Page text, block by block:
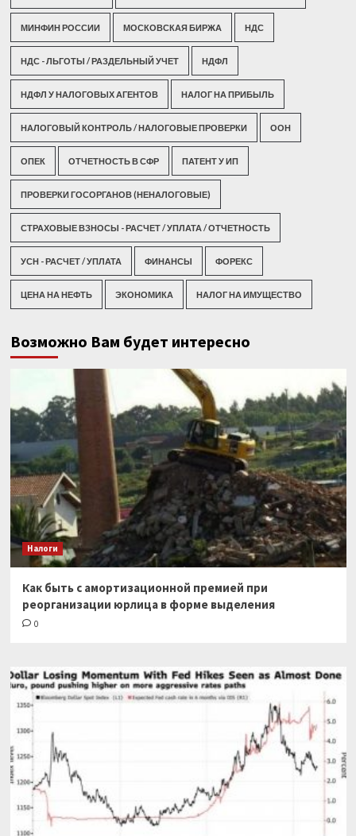
МИНФИН РОССИИ МОСКОВСКАЯ БИРЖА НДС
НДС - ЛЬГОТЫ / РАЗДЕЛЬНЫЙ УЧЕТ НДФЛ
НДФЛ У НАЛОГОВЫХ АГЕНТОВ НАЛОГ НА ПРИБЫЛЬ
НАЛОГОВЫЙ КОНТРОЛЬ / НАЛОГОВЫЕ ПРОВЕРКИ ООН
ОПЕК ОТЧЕТНОСТЬ В СФР ПАТЕНТ У ИП
ПРОВЕРКИ ГОСОРГАНОВ (НЕНАЛОГОВЫЕ)
СТРАХОВЫЕ ВЗНОСЫ - РАСЧЕТ / УПЛАТА / ОТЧЕТНОСТЬ
УСН - РАСЧЕТ / УПЛАТА ФИНАНСЫ ФОРЕКС
ЦЕНА НА НЕФТЬ ЭКОНОМИКА НАЛОГ НА ИМУЩЕСТВО
Возможно Вам будет интересно
Налоги
Как быть с амортизационной премией при
реорганизации юрлица в форме выделения
0